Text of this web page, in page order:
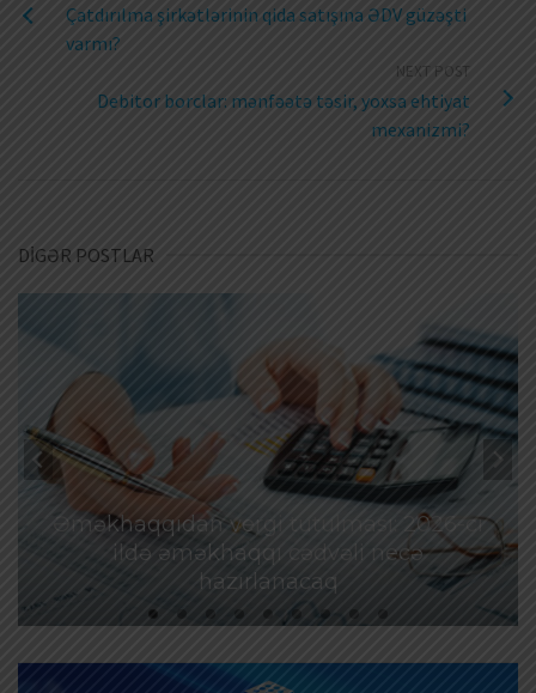
Çatdırılma şirkətlərinin qida satışına ƏDV güzəşti
varmı?
NEXT POST
Debitor borclar: mənfəətə təsir, yoxsa ehtiyat
mexanizmi?
DİGƏR POSTLAR
Əməkhaqqıdan vergi tutulması: 2026-cı
ildə əməkhaqqı cədvəli necə
hazırlanacaq